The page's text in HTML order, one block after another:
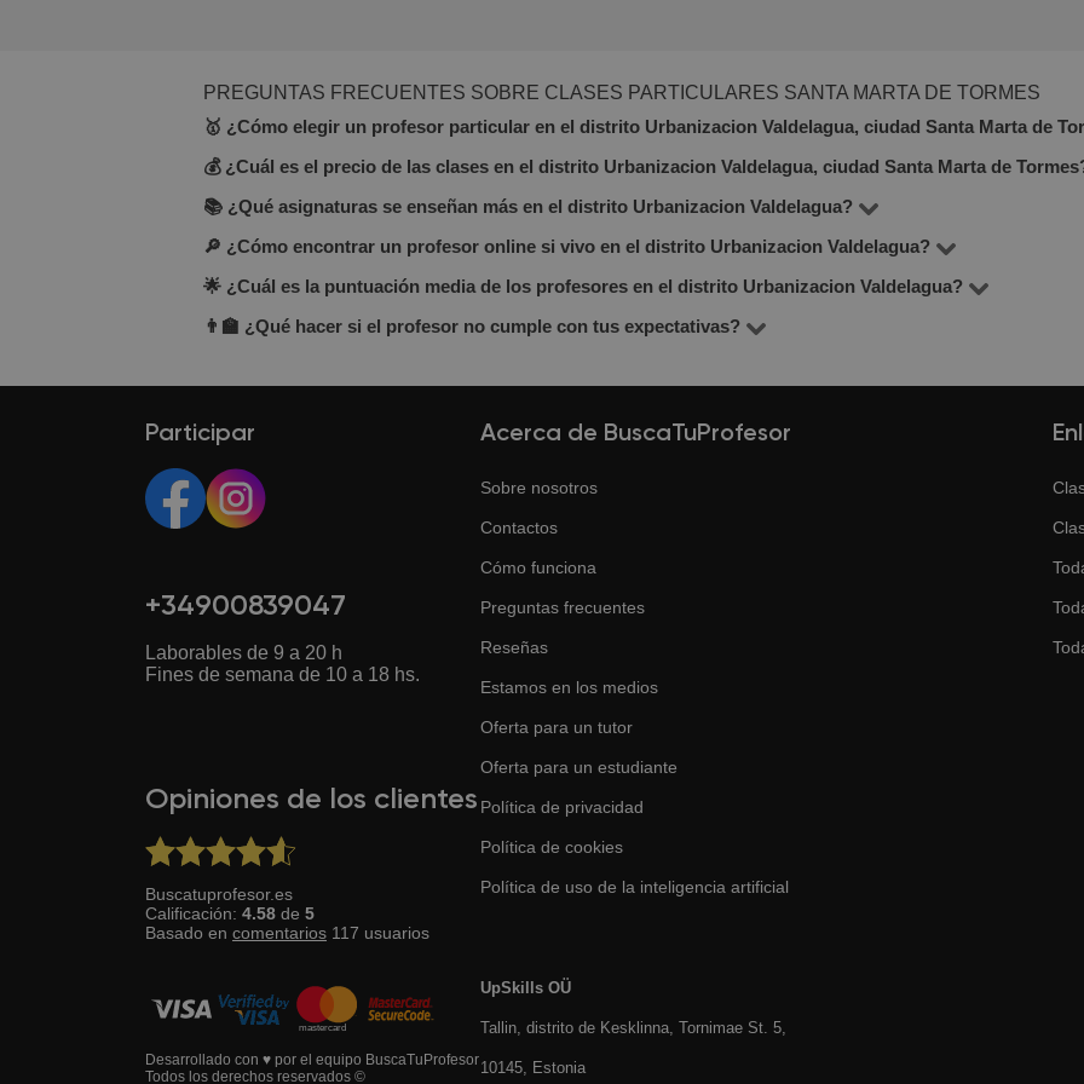
PREGUNTAS FRECUENTES SOBRE CLASES PARTICULARES SANTA MARTA DE TORMES
🥇 ¿Cómo elegir un profesor particular en el distrito Urbanizacion Valdelagua, ciudad Santa Marta de
En BuscaTuProfesor puedes encontrar 2 profesores en el distrito Urbanizacion Valdelagua, que
por hora, experiencia, opiniones, formación y si ofrece clase de prueba gratuita (lo verás debajo del
💰 ¿Cuál es el precio de las clases en el distrito Urbanizacion Valdelagua, ciudad Santa Marta de
El precio varía entre 10 y 30 €/hora, según la materia, la experiencia del profesor y el formato (en
📚 ¿Qué asignaturas se enseñan más en el distrito Urbanizacion Valdelagua?
Entre las materias más populares: matemáticas, inglés, lengua española, música, dibujo e
sección “Todos los profesores”.
🔎 ¿Cómo encontrar un profesor online si vivo en el distrito Urbanizacion Valdelagua?
Incluso si buscas un profesor cerca, considera las clases online. En BuscaTuProfesor puedes filtrar
online son cómodas, flexibles y muchas veces más económicas. Se imparten por Zoom o Google
🌟 ¿Cuál es la puntuación media de los profesores en el distrito Urbanizacion Valdelagua?
La puntuación media es de 4.8 sobre 5, basada en opiniones reales de estudiantes. Puedes verlas
👨‍🏫 ¿Qué hacer si el profesor no cumple con tus expectativas?
Participar
+34900839047
Laborables de 9 a 20 h
Fines de semana de 10 a 18 hs.
Opiniones de los clientes
Buscatuprofesor.es
Calificación: 4.58 de 5
Basado en comentarios 117 usuarios
Desarrollado con ♥ por el equipo BuscaTuProfesor
Todos los derechos reservados ©
Acerca de BuscaTuProfesor
Sobre nosotros
Contactos
Cómo funciona
Preguntas frecuentes
Reseñas
Estamos en los medios
Oferta para un tutor
Oferta para un estudiante
Política de privacidad
Política de cookies
Política de uso de la inteligencia artificial
UpSkills OÜ
Tallin, distrito de Kesklinna, Tornimаe St. 5,
10145, Estonia